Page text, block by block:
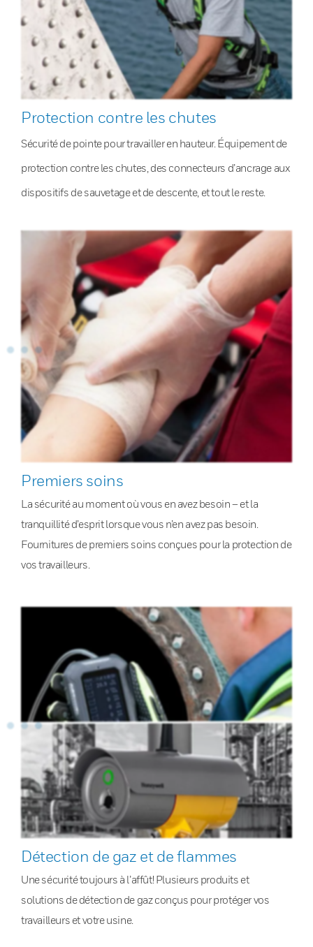
Protection contre les chutes
Sécurité de pointe pour travailler en hauteur. Équipement de
protection contre les chutes, des connecteurs d’ancrage aux
dispositifs de sauvetage et de descente, et tout le reste.
Premiers soins
La sécurité au moment où vous en avez besoin – et la
tranquillité d’esprit lorsque vous n’en avez pas besoin.
Fournitures de premiers soins conçues pour la protection de
vos travailleurs.
Détection de gaz et de flammes
Une sécurité toujours à l’affût! Plusieurs produits et
solutions de détection de gaz conçus pour protéger vos
travailleurs et votre usine.